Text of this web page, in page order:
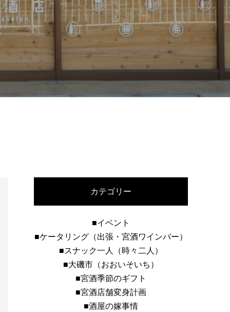
カテゴリー
■イベント
■ケータリング（出張・宮酒ワインバー）
■スナック一人（時々二人）
■大磯市（おおいそいち）
■宮酒季節のギフト
■宮酒店舗変身計画
■酒屋の嫁事情